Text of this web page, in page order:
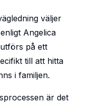
väljer
Angelica
på ett
till att hitta
i familjen.
är det